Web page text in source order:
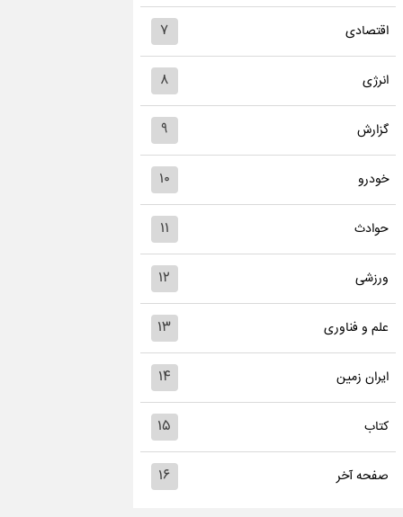
اقتصادی ۷
انرژی ۸
گزارش ۹
خودرو ۱۰
حوادث ۱۱
ورزشی ۱۲
علم و فناوری ۱۳
ایران زمین ۱۴
کتاب ۱۵
صفحه آخر ۱۶